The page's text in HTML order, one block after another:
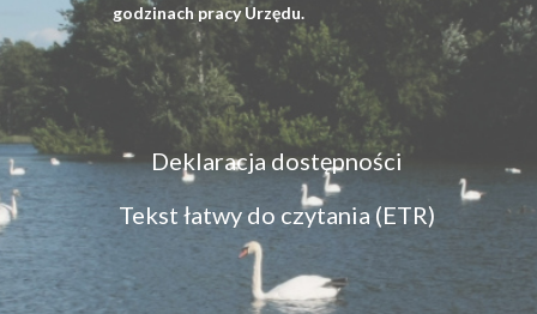
godzinach pracy Urzędu.
Menu
dostępność
Deklaracja dostępności
Tekst łatwy do czytania (ETR)